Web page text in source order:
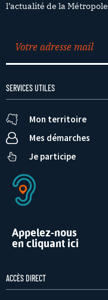
l’actualité de la Métropole
SERVICES UTILES
Mon territoire
Mes démarches
Je participe
Appelez-nous
en cliquant ici
ACCÈS DIRECT